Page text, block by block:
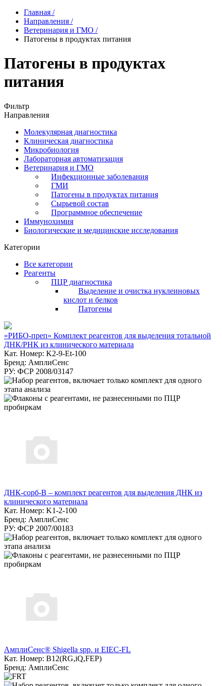
Главная /
Направления /
Ветеринария и ГМО /
Патогены в продуктах питания
Патогены в продуктах
питания
Фильтр
Направления
Молекулярная диагностика
Клиническая диагностика
Микробиология
Лабораторная автоматизация
Ветеринария и ГМО
Инфекционные заболевания
ГМИ
Патогены в продуктах питания
Сырьевой состав
Программное обеспечение
Иммунохимия
Биологические и медицинские исследования
Категории
Все категории
Реагенты
ПЦР диагностика
Выделение и очистка нуклеиновых
кислот и белков
Патогены
«РИБО-преп» Комплект реагентов для выделения тотальной
ДНК/РНК из клинического материала
Кат. Номер: K2-9-Et-100
Бренд: АмплиСенс
РУ: ФСР 2008/03147
ДНК-сорб-В – комплект реагентов для выделения ДНК из
клинического материала
Кат. Номер: K1-2-100
Бренд: АмплиСенс
РУ: ФСР 2007/00183
АмплиСенс® Shigella spp. и EIEC-FL
Кат. Номер: B12(RG,iQ,FEP)
Бренд: АмплиСенс